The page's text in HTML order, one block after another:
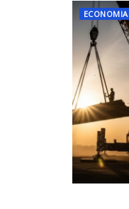
ECONOMIA